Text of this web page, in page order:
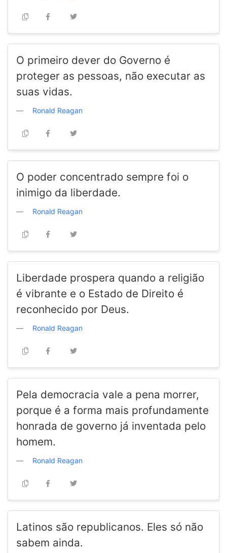
O primeiro dever do Governo é
proteger as pessoas, não executar as
suas vidas.
Ronald Reagan
O poder concentrado sempre foi o
inimigo da liberdade.
Ronald Reagan
Liberdade prospera quando a religião
é vibrante e o Estado de Direito é
reconhecido por Deus.
Ronald Reagan
Pela democracia vale a pena morrer,
porque é a forma mais profundamente
honrada de governo já inventada pelo
homem.
Ronald Reagan
Latinos são republicanos. Eles só não
sabem ainda.